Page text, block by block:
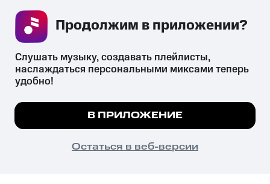
СКАЧАТЬ ПРИЛОЖЕНИЕ
психотропных веществ, их аналогов причиняет вред здоровью,
их незаконный оборот запрещён и влечёт установленную
законодательством ответственность.
© 2026 ООО «КИОН».
Все права защищены
Мы используем куки, чтобы на сайте все
Подробнее
ПОНЯТНО
Слушать музыку, создавать плейлисты,
наслаждаться персональными миксами теперь
удобно!
В ПРИЛОЖЕНИЕ
Остаться в веб-версии